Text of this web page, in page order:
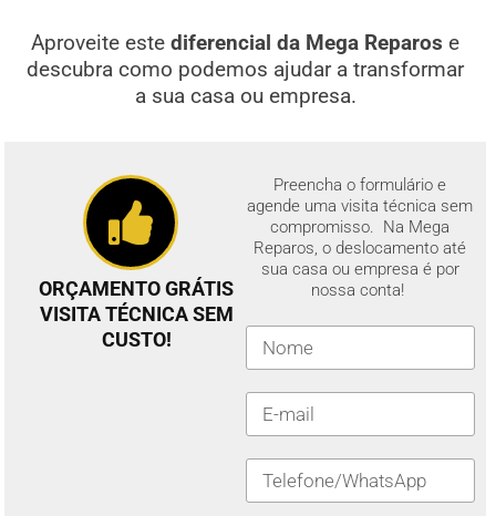
Aproveite estediferencial da Mega Reparos e
descubra como podemos ajudar a transformar
a sua casa ou empresa.
ORÇAMENTO GRÁTIS
VISITA TÉCNICA SEM
CUSTO!
Preencha o formulário e
agende uma visita técnica sem
compromisso. Na Mega
Reparos, o deslocamento até
sua casa ou empresa é por
nossa conta!